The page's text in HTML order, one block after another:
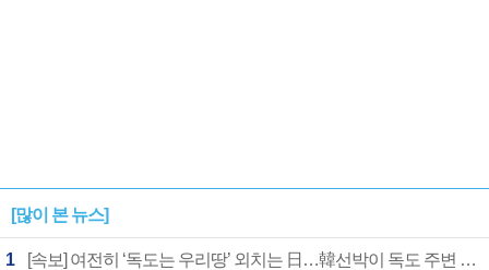
[많이 본 뉴스]
1 [속보] 여전히 ‘독도는 우리땅’ 외치는 日…韓선박이 독도 주변 해양조사 활동하자 반발